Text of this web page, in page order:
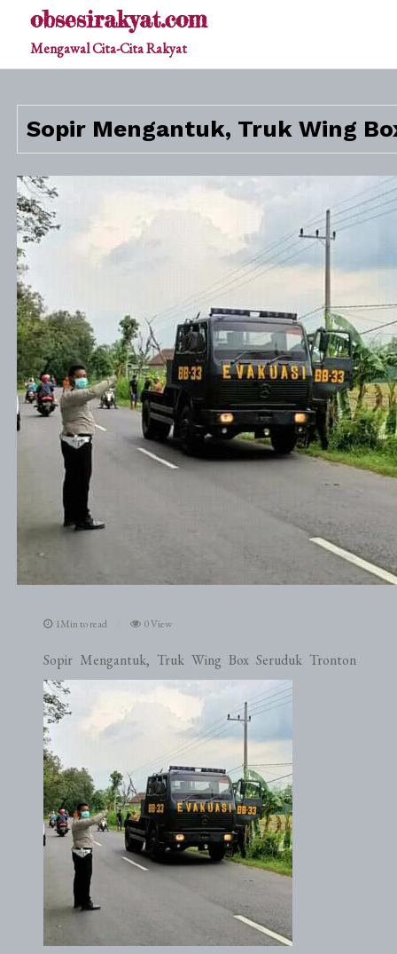
obsesirakyat.com
Mengawal Cita-Cita Rakyat
Sopir Mengantuk, Truk Wing
1Min to read 0 View
Sopir Mengantuk, Truk Wing Box Seruduk Tronton